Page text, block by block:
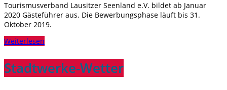
Tourismusverband Lausitzer Seenland e.V. bildet ab Januar
2020 Gästeführer aus. Die Bewerbungsphase läuft bis 31.
Oktober 2019.
Weiterlesen
Stadtwerke-Wetter